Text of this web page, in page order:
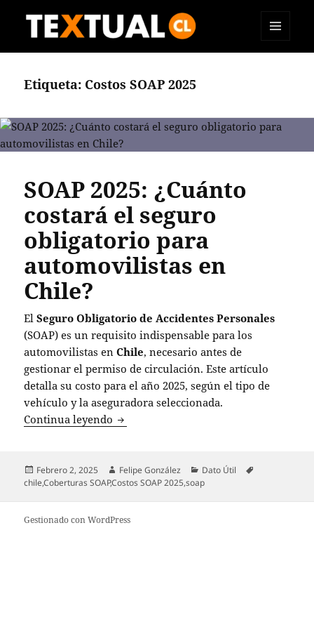
Etiqueta: Costos SOAP 2025
SOAP 2025: ¿Cuánto
costará el seguro
obligatorio para
automovilistas en
Chile?
ElSeguro Obligatorio de Accidentes Personales
(SOAP) es un requisito indispensable para los
automovilistas enChile, necesario antes de
gestionar el permiso de circulación. Este artículo
detalla su costo para el año 2025, según el tipo de
vehículo y la aseguradora seleccionada.
Continua leyendo SOAP 2025: ¿Cuánto costará el
Publicado
el
Febrero 2, 2025 Autor
Felipe González Categorías
Dato Útil
chile,Coberturas SOAP,Costos SOAP 2025,soap
Gestionado con WordPress